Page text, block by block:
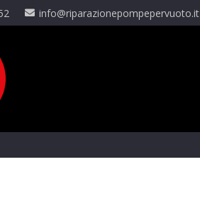
info@riparazionepompepervuoto.it